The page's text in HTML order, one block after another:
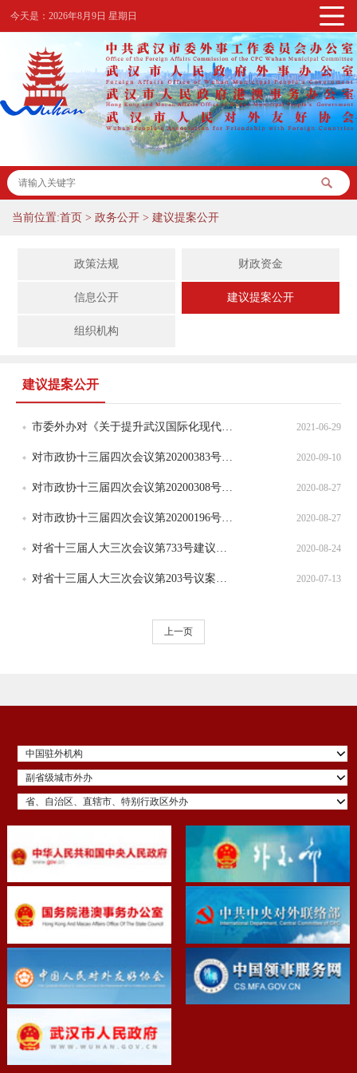
今天是：2026年8月9日 星期日
当前位置:首页 > 政务公开 > 建议提案公开
政策法规 财政资金
信息公开 建议提案公开
组织机构
建议提案公开
2021-06-29
2020-09-10
2020-08-27
2020-08-27
2020-08-24
2020-07-13
上一页
中国驻外机构
副省级城市外办
省、自治区、直辖市、特别行政区外办